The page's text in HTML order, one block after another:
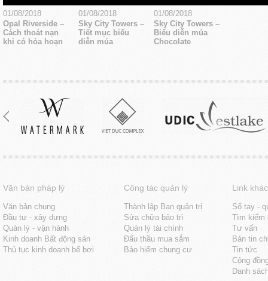
01/08/2018
Opal Riverside –
Cách thoát nạn
khi có hỏa hoạn
01/08/2018
Sky City Towers –
Tiết mục biểu
diễn múa
01/08/2018
Sky City Towers –
Biểu diễn múa
Chocolate
Văn bản pháp lý
Văn bản chung
Đầu tư - xây dưng
Quản lý - vận hành
Kinh doanh Bất động sản
Thủ tục kinh doanh bể bơi
Công tác quản lý
Thành lập Ban quản trị
Sửa chữa bảo trì
Quản lý tài chính
Đấu thầu mua sắm
Bảo hiểm chung cư
Link khác
Sổ tay -
Tìm kiếm
Tư vấn
Bản tin
Tin tức
Cộng
Danh